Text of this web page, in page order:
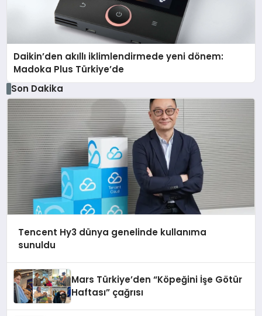
Daikin’den akıllı iklimlendirmede yeni dönem:
Madoka Plus Türkiye’de
Son Dakika
Tencent Hy3 dünya genelinde kullanıma
sunuldu
Mars Türkiye’den “Köpeğini İşe Götür
Haftası” çağrısı